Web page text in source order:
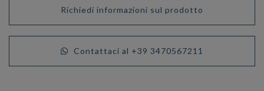
Richiedi informazioni sul prodotto
Contattaci al +39 3470567211